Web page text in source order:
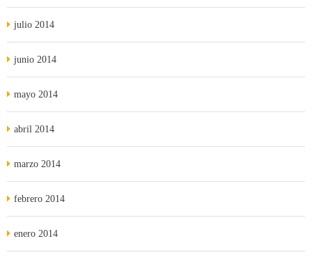
julio 2014
junio 2014
mayo 2014
abril 2014
marzo 2014
febrero 2014
enero 2014